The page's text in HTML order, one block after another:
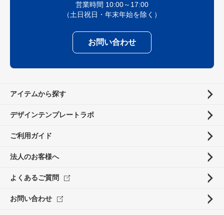
営業時間 10:00～17:00
（土日祝日・年末年始を除く）
お問い合わせ
アイテムから探す
デザインテンプレートラボ
ご利用ガイド
法人のお客様へ
よくあるご質問
お問い合わせ